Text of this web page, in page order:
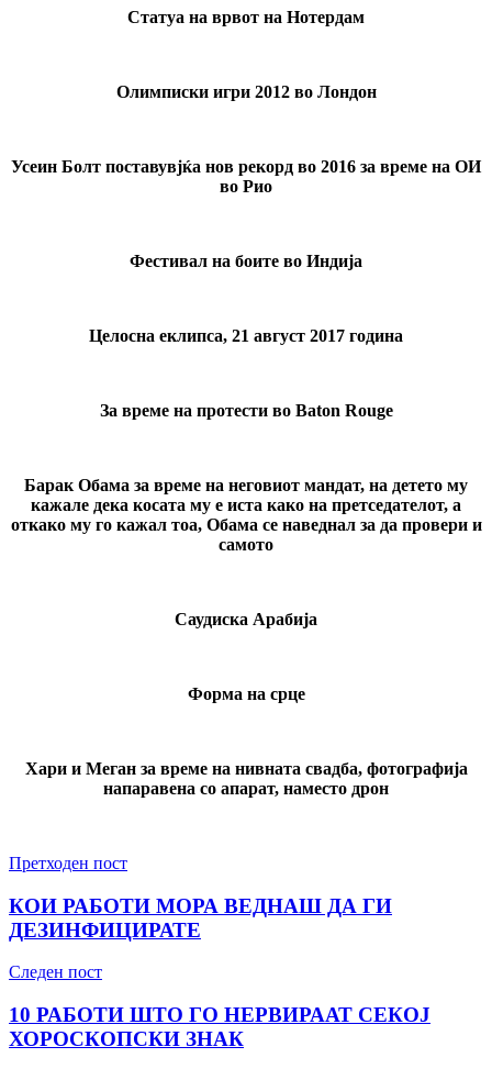
Статуа на врвот на Нотердам
Олимписки игри 2012 во Лондон
Усеин Болт поставувјќа нов рекорд во 2016 за време на ОИ
во Рио
Фестивал на боите во Индија
Целосна еклипса, 21 август 2017 година
За време на протести во Baton Rouge
Барак Обама за време на неговиот мандат, на детето му
кажале дека косата му е иста како на претседателот, а
откако му го кажал тоа, Обама се наведнал за да провери и
самото
Саудиска Арабија
Форма на срце
Хари и Меган за време на нивната свадба, фотографија
напаравена со апарат, наместо дрон
Претходен пост
КОИ РАБОТИ МОРА ВЕДНАШ ДА ГИ
ДЕЗИНФИЦИРАТЕ
Следен пост
10 РАБОТИ ШТО ГО НЕРВИРААТ СЕКОЈ
ХОРОСКОПСКИ ЗНАК